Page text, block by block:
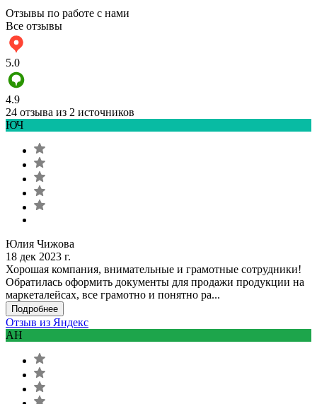
Отзывы по работе с нами
Все отзывы
5.0
4.9
24 отзыва из 2 источников
ЮЧ
Юлия Чижова
18 дек 2023 г.
Хорошая компания, внимательные и грамотные сотрудники!
Обратилась оформить документы для продажи продукции на
маркеталейсах, все грамотно и понятно ра...
Подробнее
Отзыв из Яндекс
АН